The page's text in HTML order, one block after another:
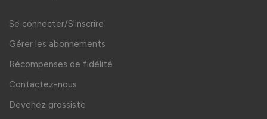
Se connecter/S'inscrire
Gérer les abonnements
Récompenses de fidélité
Contactez-nous
Devenez grossiste